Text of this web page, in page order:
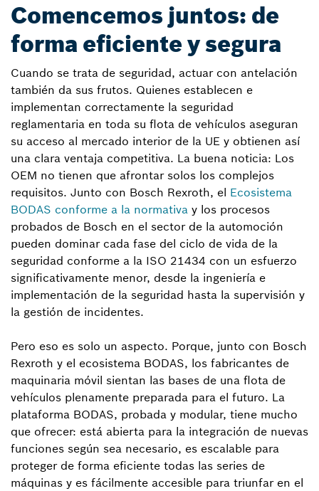
Comencemos juntos: de
forma eficiente y segura
Cuando se trata de seguridad, actuar con antelación
también da sus frutos. Quienes establecen e
implementan correctamente la seguridad
reglamentaria en toda su flota de vehículos aseguran
su acceso al mercado interior de la UE y obtienen así
una clara ventaja competitiva. La buena noticia: Los
OEM no tienen que afrontar solos los complejos
requisitos. Junto con Bosch Rexroth, el Ecosistema
BODAS conforme a la normativa y los procesos
probados de Bosch en el sector de la automoción
pueden dominar cada fase del ciclo de vida de la
seguridad conforme a la ISO 21434 con un esfuerzo
significativamente menor, desde la ingeniería e
implementación de la seguridad hasta la supervisión y
la gestión de incidentes.
Pero eso es solo un aspecto. Porque, junto con Bosch
Rexroth y el ecosistema BODAS, los fabricantes de
maquinaria móvil sientan las bases de una flota de
vehículos plenamente preparada para el futuro. La
plataforma BODAS, probada y modular, tiene mucho
que ofrecer: está abierta para la integración de nuevas
funciones según sea necesario, es escalable para
proteger de forma eficiente todas las series de
máquinas y es fácilmente accesible para triunfar en el